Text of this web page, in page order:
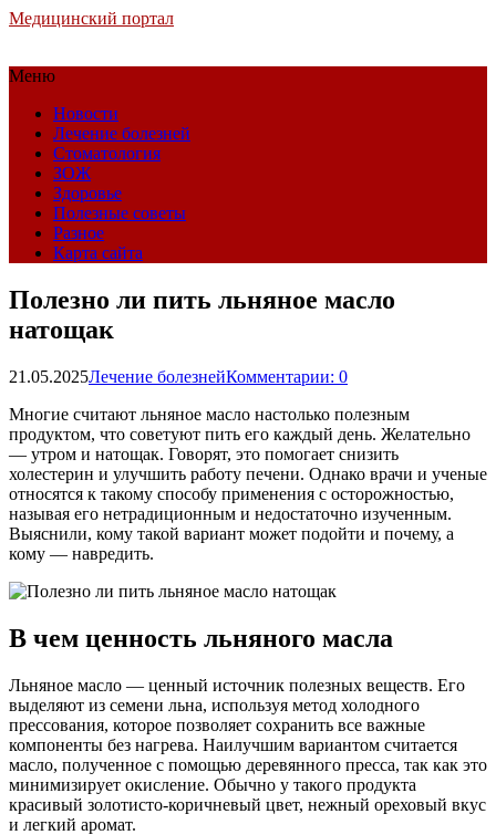
Медицинский портал
Меню
Новости
Лечение болезней
Стоматология
ЗОЖ
Здоровье
Полезные советы
Разное
Карта сайта
Полезно ли пить льняное масло
натощак
21.05.2025Лечение болезнейКомментарии: 0
Многие считают льняное масло настолько полезным
продуктом, что советуют пить его каждый день. Желательно
— утром и натощак. Говорят, это помогает снизить
холестерин и улучшить работу печени. Однако врачи и ученые
относятся к такому способу применения с осторожностью,
называя его нетрадиционным и недостаточно изученным.
Выяснили, кому такой вариант может подойти и почему, а
кому — навредить.
В чем ценность льняного масла
Льняное масло — ценный источник полезных веществ. Его
выделяют из семени льна, используя метод холодного
прессования, которое позволяет сохранить все важные
компоненты без нагрева. Наилучшим вариантом считается
масло, полученное с помощью деревянного пресса, так как это
минимизирует окисление. Обычно у такого продукта
красивый золотисто-коричневый цвет, нежный ореховый вкус
и легкий аромат.